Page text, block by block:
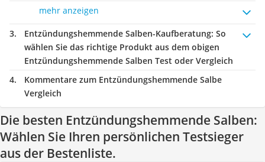
mehr anzeigen
Entzündungshemmende Salben-Kaufberatung: So
wählen Sie das richtige Produkt aus dem obigen
Entzündungshemmende Salben Test oder Vergleich
Kommentare zum Entzündungshemmende Salbe
Vergleich
Die besten Entzündungshemmende Salben:
Wählen Sie Ihren persönlichen Testsieger
aus der Bestenliste.